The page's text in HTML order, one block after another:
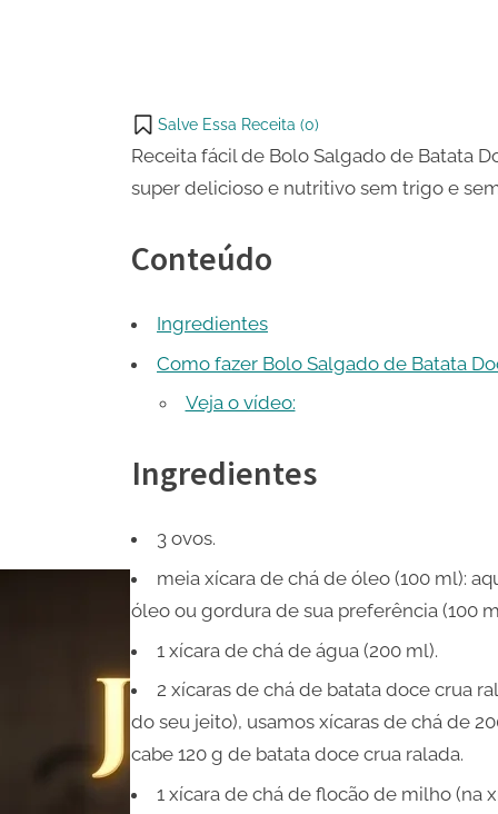
Carne
Moída
X
Salve Essa Receita (0)
Receita fácil de Bolo Salgado de Batata
super delicioso e nutritivo sem trigo e
Conteúdo
Ingredientes
Como fazer Bolo Salgado de Batata
Veja o vídeo:
Ingredientes
3 ovos.
meia xícara de chá de óleo (100 ml):
óleo ou gordura de sua preferência (100
1 xícara de chá de água (200 ml).
2 xícaras de chá de batata doce crua
do seu jeito), usamos xícaras de chá de
cabe 120 g de batata doce crua ralada.
1 xícara de chá de flocão de milho (na